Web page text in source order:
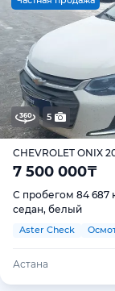
5
CHEVROLET ONIX
7 500 000₸
С пробегом 84 687
седан, белый
Aster Check
Астана